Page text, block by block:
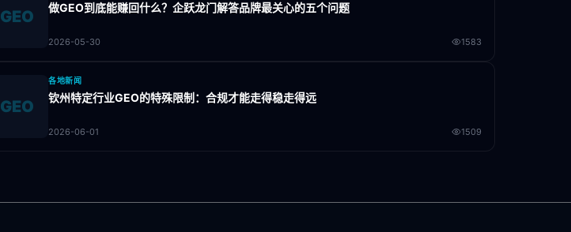
GEO 做GEO到底能赚回什么？企跃龙门解答品牌最关心的五个问题
2026-05-30 1583
GEO
各地新闻
钦州特定行业GEO的特殊限制：合规才能走得稳走得远
2026-06-01 1509